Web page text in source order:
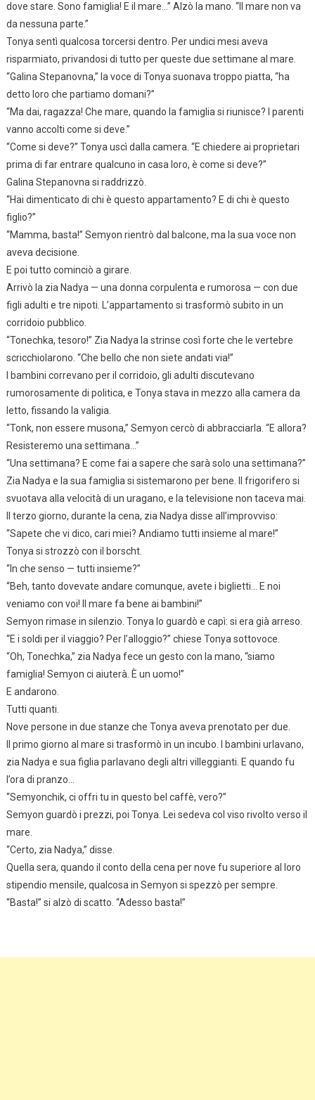
dove stare. Sono famiglia! E il mare…” Alzò la mano. “Il mare non va
da nessuna parte.”
Tonya sentì qualcosa torcersi dentro. Per undici mesi aveva
risparmiato, privandosi di tutto per queste due settimane al mare.
“Galina Stepanovna,” la voce di Tonya suonava troppo piatta, “ha
detto loro che partiamo domani?”
“Ma dai, ragazza! Che mare, quando la famiglia si riunisce? I parenti
vanno accolti come si deve.”
“Come si deve?” Tonya uscì dalla camera. “E chiedere ai proprietari
prima di far entrare qualcuno in casa loro, è come si deve?”
Galina Stepanovna si raddrizzò.
“Hai dimenticato di chi è questo appartamento? E di chi è questo
figlio?”
“Mamma, basta!” Semyon rientrò dal balcone, ma la sua voce non
aveva decisione.
E poi tutto cominciò a girare.
Arrivò la zia Nadya — una donna corpulenta e rumorosa — con due
figli adulti e tre nipoti. L’appartamento si trasformò subito in un
corridoio pubblico.
“Tonechka, tesoro!” Zia Nadya la strinse così forte che le vertebre
scricchiolarono. “Che bello che non siete andati via!”
I bambini correvano per il corridoio, gli adulti discutevano
rumorosamente di politica, e Tonya stava in mezzo alla camera da
letto, fissando la valigia.
“Tonk, non essere musona,” Semyon cercò di abbracciarla. “E allora?
Resisteremo una settimana…”
“Una settimana? E come fai a sapere che sarà solo una settimana?”
Zia Nadya e la sua famiglia si sistemarono per bene. Il frigorifero si
svuotava alla velocità di un uragano, e la televisione non taceva mai.
Il terzo giorno, durante la cena, zia Nadya disse all’improvviso:
“Sapete che vi dico, cari miei? Andiamo tutti insieme al mare!”
Tonya si strozzò con il borscht.
“In che senso — tutti insieme?”
“Beh, tanto dovevate andare comunque, avete i biglietti… E noi
veniamo con voi! Il mare fa bene ai bambini!”
Semyon rimase in silenzio. Tonya lo guardò e capì: si era già arreso.
“E i soldi per il viaggio? Per l’alloggio?” chiese Tonya sottovoce.
“Oh, Tonechka,” zia Nadya fece un gesto con la mano, “siamo
famiglia! Semyon ci aiuterà. È un uomo!”
E andarono.
Tutti quanti.
Nove persone in due stanze che Tonya aveva prenotato per due.
Il primo giorno al mare si trasformò in un incubo. I bambini urlavano,
zia Nadya e sua figlia parlavano degli altri villeggianti. E quando fu
l’ora di pranzo…
“Semyonchik, ci offri tu in questo bel caffè, vero?”
Semyon guardò i prezzi, poi Tonya. Lei sedeva col viso rivolto verso il
mare.
“Certo, zia Nadya,” disse.
Quella sera, quando il conto della cena per nove fu superiore al loro
stipendio mensile, qualcosa in Semyon si spezzò per sempre.
“Basta!” si alzò di scatto. “Adesso basta!”